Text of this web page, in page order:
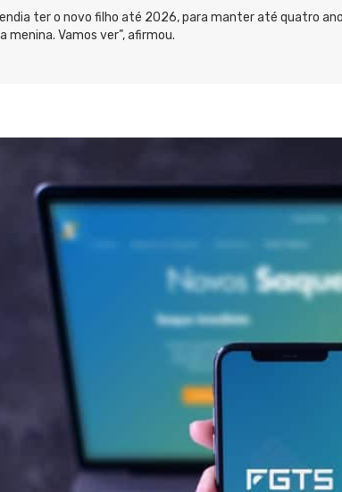
ter o novo filho até 2026, para manter até quatro
Vamos ver”, afirmou.